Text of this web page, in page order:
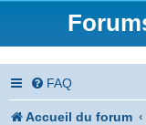
FAQ
Accueil du forum